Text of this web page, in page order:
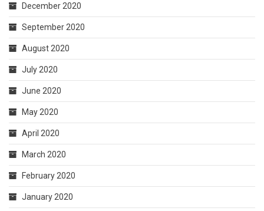
December 2020
September 2020
August 2020
July 2020
June 2020
May 2020
April 2020
March 2020
February 2020
January 2020